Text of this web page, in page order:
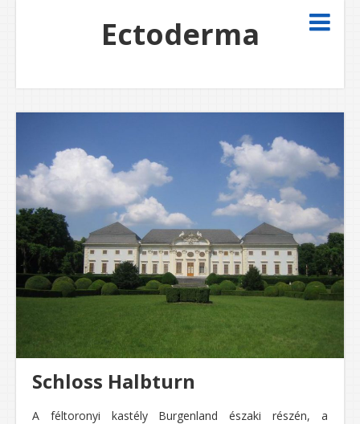
Ectoderma
Schloss Halbturn
A féltoronyi kastély Burgenland északi részén, a